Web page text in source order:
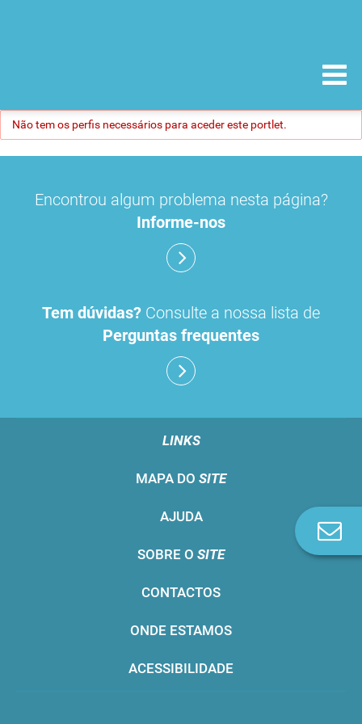
Não tem os perfis necessários para aceder este portlet.
Encontrou algum problema nesta página?
Informe-nos
Tem dúvidas? Consulte a nossa lista de
Perguntas frequentes
LINKS
MAPA DO SITE
AJUDA
SOBRE O SITE
CONTACTOS
ONDE ESTAMOS
ACESSIBILIDADE